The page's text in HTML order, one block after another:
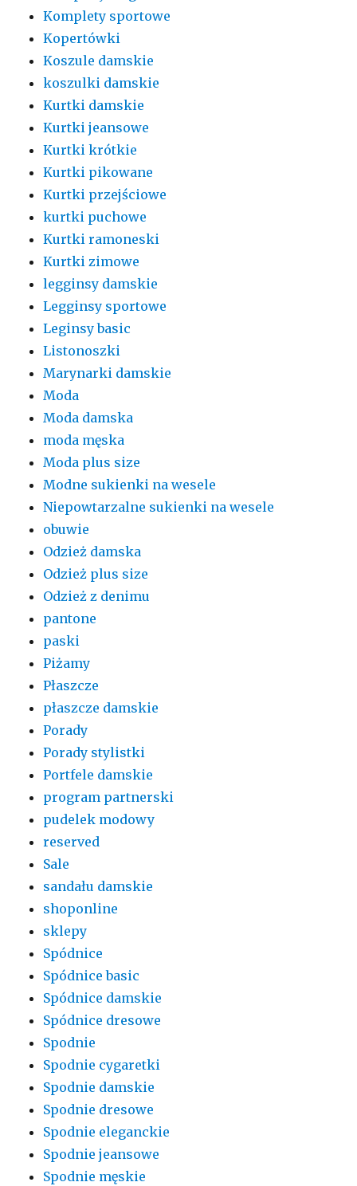
Komplety sportowe
Kopertówki
Koszule damskie
koszulki damskie
Kurtki damskie
Kurtki jeansowe
Kurtki krótkie
Kurtki pikowane
Kurtki przejściowe
kurtki puchowe
Kurtki ramoneski
Kurtki zimowe
legginsy damskie
Legginsy sportowe
Leginsy basic
Listonoszki
Marynarki damskie
Moda
Moda damska
moda męska
Moda plus size
Modne sukienki na wesele
Niepowtarzalne sukienki na wesele
obuwie
Odzież damska
Odzież plus size
Odzież z denimu
pantone
paski
Piżamy
Płaszcze
płaszcze damskie
Porady
Porady stylistki
Portfele damskie
program partnerski
pudelek modowy
reserved
Sale
sandału damskie
shoponline
sklepy
Spódnice
Spódnice basic
Spódnice damskie
Spódnice dresowe
Spodnie
Spodnie cygaretki
Spodnie damskie
Spodnie dresowe
Spodnie eleganckie
Spodnie jeansowe
Spodnie męskie